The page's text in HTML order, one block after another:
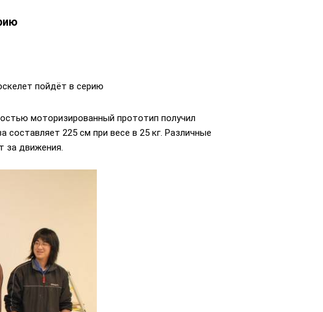
пойдёт в серию
моторизированный прототип получил
составляет 225 см при весе в 25 кг. Различные
за движения.